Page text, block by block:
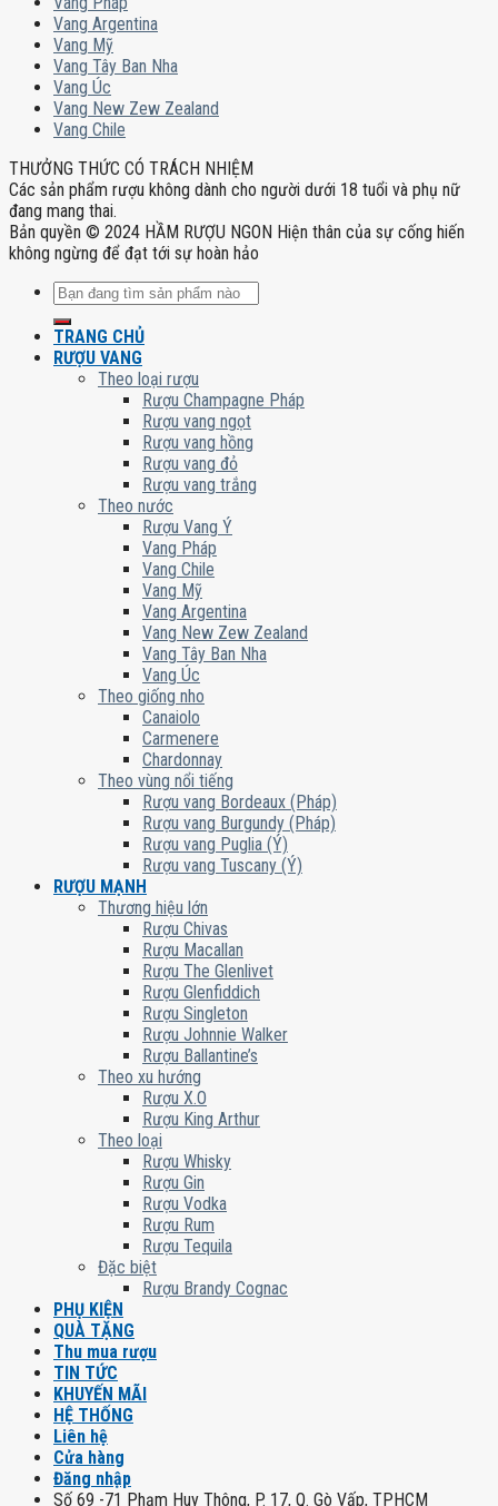
Vang Argentina
Vang Mỹ
Vang Tây Ban Nha
Vang Úc
Vang New Zew Zealand
Vang Chile
THƯỞNG THỨC CÓ TRÁCH NHIỆM
Các sản phẩm rượu không dành cho người dưới 18 tuổi và phụ nữ
đang mang thai.
Bản quyền © 2024 HẦM RƯỢU NGON Hiện thân của sự cống hiến
không ngừng để đạt tới sự hoàn hảo
Tìm
TRANG CHỦ
RƯỢU VANG
Theo loại rượu
Rượu Champagne Pháp
Rượu vang ngọt
Rượu vang hồng
Rượu vang đỏ
Rượu vang trắng
Theo nước
Rượu Vang Ý
Vang Pháp
Vang Chile
Vang Mỹ
Vang Argentina
Vang New Zew Zealand
Vang Tây Ban Nha
Vang Úc
Theo giống nho
Canaiolo
Carmenere
Chardonnay
Theo vùng nổi tiếng
Rượu vang Bordeaux (Pháp)
Rượu vang Burgundy (Pháp)
Rượu vang Puglia (Ý)
Rượu vang Tuscany (Ý)
RƯỢU MẠNH
Thương hiệu lớn
Rượu Chivas
Rượu Macallan
Rượu The Glenlivet
Rượu Glenfiddich
Rượu Singleton
Rượu Johnnie Walker
Rượu Ballantine’s
Theo xu hướng
Rượu X.O
Rượu King Arthur
Theo loại
Rượu Whisky
Rượu Gin
Rượu Vodka
Rượu Rum
Rượu Tequila
Đặc biệt
Rượu Brandy Cognac
PHỤ KIỆN
QUÀ TẶNG
Thu mua rượu
TIN TỨC
KHUYẾN MÃI
HỆ THỐNG
Liên hệ
Cửa hàng
Đăng nhập
Số 69 -71 Phạm Huy Thông, P. 17, Q. Gò Vấp, TPHCM